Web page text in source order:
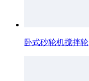
卧式砂轮机搅拌轮